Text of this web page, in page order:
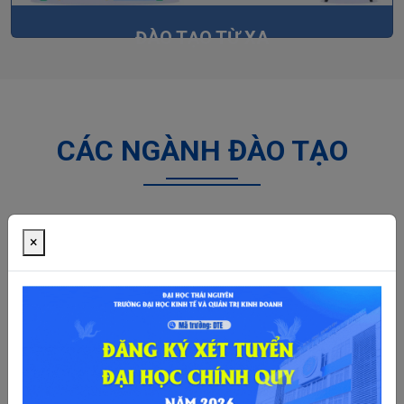
×
ĐÀO TẠO TỪ XA
CÁC NGÀNH ĐÀO TẠO
Ngành Kinh tế đầu tư
Ngành Kinh tế phát
triển